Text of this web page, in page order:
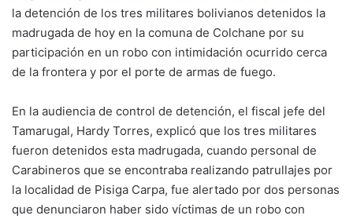
la detención de los tres militares bolivianos detenidos la
madrugada de hoy en la comuna de Colchane por su
participación en un robo con intimidación ocurrido cerca
de la frontera y por el porte de armas de fuego.
En la audiencia de control de detención, el fiscal jefe del
Tamarugal, Hardy Torres, explicó que los tres militares
fueron detenidos esta madrugada, cuando personal de
Carabineros que se encontraba realizando patrullajes por
la localidad de Pisiga Carpa, fue alertado por dos personas
que denunciaron haber sido víctimas de un robo con